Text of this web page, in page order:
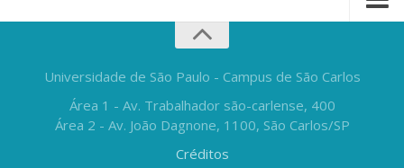
Universidade de São Paulo - Campus de São Carlos
Área 1 - Av. Trabalhador são-carlense, 400
Área 2 - Av. João Dagnone, 1100, São Carlos/SP
Créditos